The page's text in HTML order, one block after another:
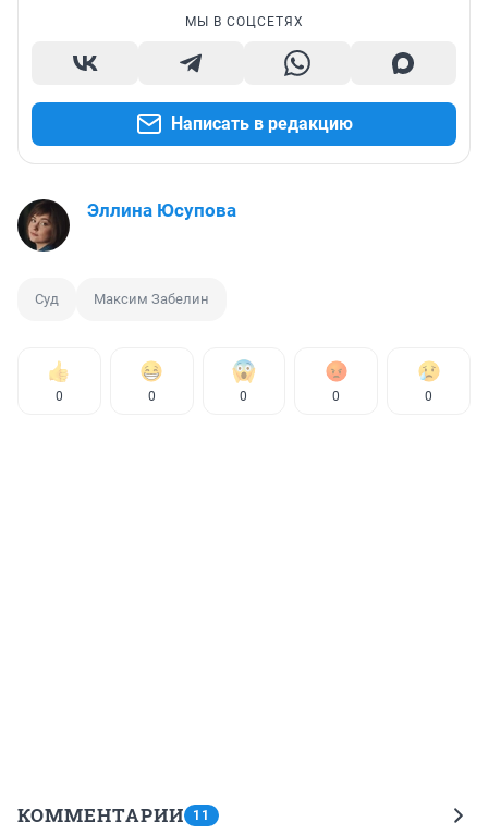
МЫ В СОЦСЕТЯХ
Написать в редакцию
Эллина Юсупова
Суд Максим Забелин
0 0 0 0 0
КОММЕНТАРИИ 11